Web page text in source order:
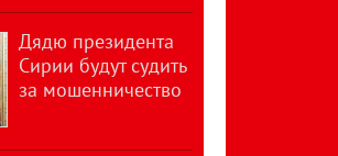
Дядю президента
Сирии будут судить
за мошенничество